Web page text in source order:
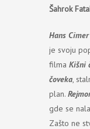
Šahrok
Hans Cimer
je svoju
filma Kišni
čoveka,
plan.
gde se
Zašto ne